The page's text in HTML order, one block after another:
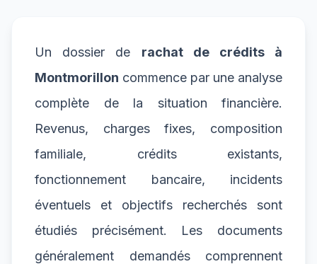
Un dossier de rachat de crédits à
Montmorillon commence par une analyse
complète de la situation financière.
Revenus, charges fixes, composition
familiale, crédits existants,
fonctionnement bancaire, incidents
éventuels et objectifs recherchés sont
étudiés précisément. Les documents
généralement demandés comprennent